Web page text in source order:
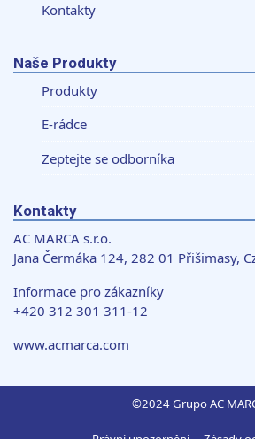
Kontakty
Naše Produkty
Produkty
E-rádce
Zeptejte se odborníka
Kontakty
AC MARCA s.r.o.
Jana Čermáka 124, 282 01 Přišimasy,
Informace pro zákazníky
+420 312 301 311-12
www.acmarca.com
©2024 Grupo AC